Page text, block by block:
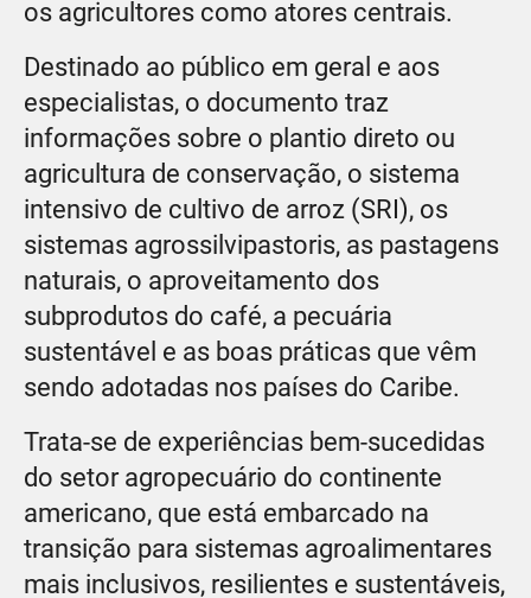
os agricultores como atores centrais.
Destinado ao público em geral e aos
especialistas, o documento traz
informações sobre o plantio direto ou
agricultura de conservação, o sistema
intensivo de cultivo de arroz (SRI), os
sistemas agrossilvipastoris, as pastagens
naturais, o aproveitamento dos
subprodutos do café, a pecuária
sustentável e as boas práticas que vêm
sendo adotadas nos países do Caribe.
Trata-se de experiências bem-sucedidas
do setor agropecuário do continente
americano, que está embarcado na
transição para sistemas agroalimentares
mais inclusivos, resilientes e sustentáveis,